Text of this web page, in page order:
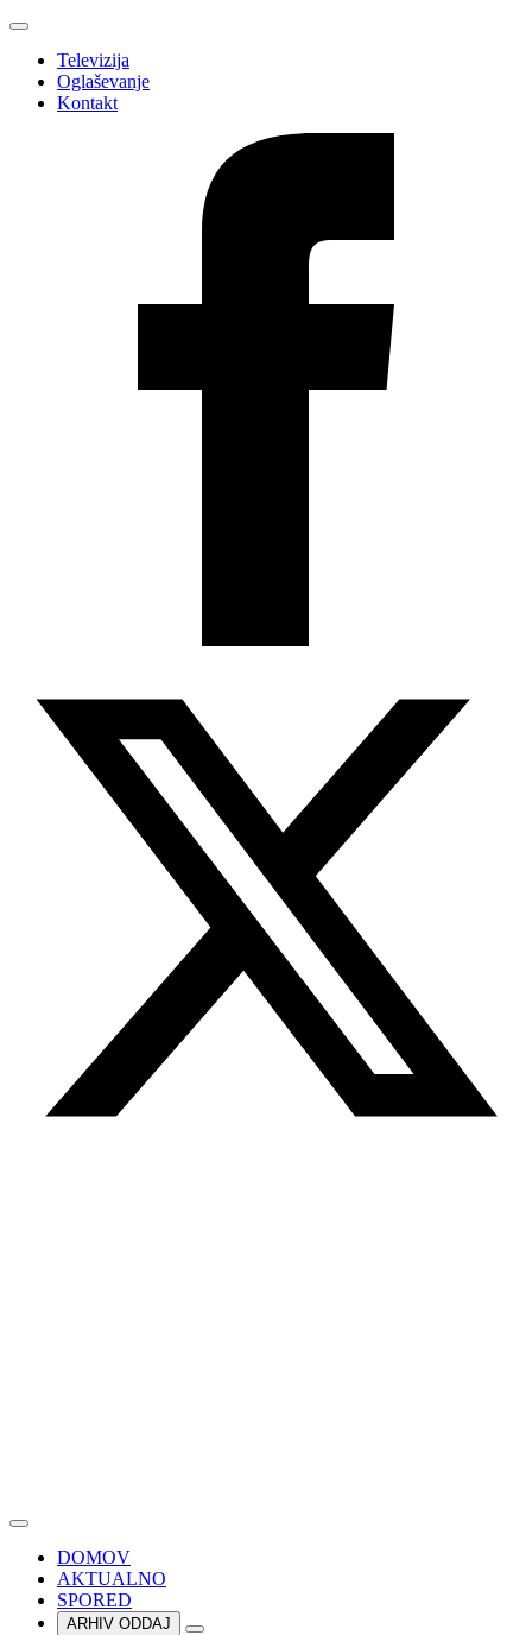
Televizija
Oglaševanje
Kontakt
DOMOV
AKTUALNO
SPORED
ARHIV ODDAJ